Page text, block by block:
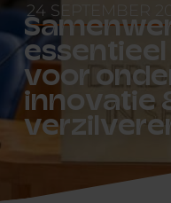
24 SEPTEMBER
voor
innovatie